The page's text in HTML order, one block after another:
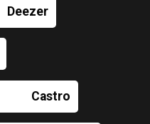
Deezer
Castro